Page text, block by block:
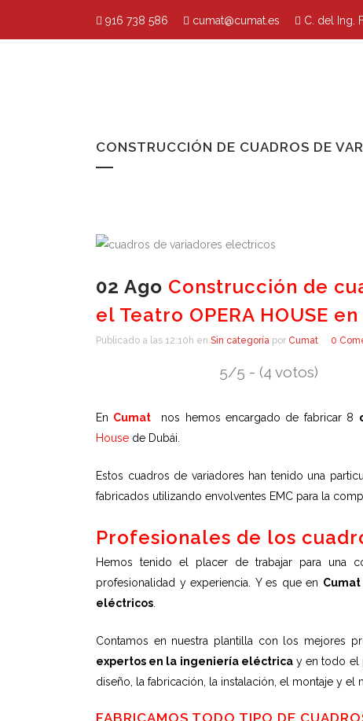
916 738 586 cumat@cumat.es C. del Ing.
CONSTRUCCIÓN DE CUADROS DE
02 Ago Construcción de
el Teatro OPERA HOUSE
Publicado a las 12:10h en Sin categoría por Cumat 0
5/5 - (4 votos)
En Cumat nos hemos encargado de fabricar 8
House de Dubái.
Estos cuadros de variadores han tenido una
fabricados utilizando envolventes EMC para la
Profesionales de los
Hemos tenido el placer de trabajar para una
profesionalidad y experiencia. Y es que en Cumat
eléctricos
Contamos en nuestra plantilla con los mejores
expertos en la ingeniería eléctricay en todo el
diseño, la fabricación, la instalación, el montaje y
FABRICAMOS TODO TIPO DE